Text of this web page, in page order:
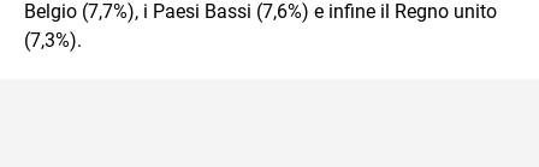
Belgio (7,7%), i Paesi Bassi (7,6%) e infine il Regno unito
(7,3%).